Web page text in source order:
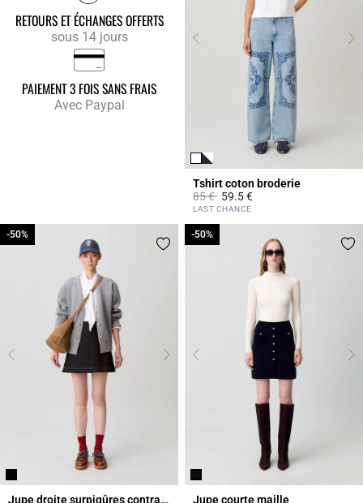
RETOURS ET ÉCHANGES OFFERTS
sous 14 jours
PAIEMENT 3 FOIS SANS FRAIS
Avec Paypal
Tshirt coton broderie
Prix réduit à partir de
85 €à59.5 €
5 out of 5 Customer Rating
LAST CHANCE
Jupe droite surpiqûres contrastées
-50%
-50%
Jupe courte maille
-50%
-50%